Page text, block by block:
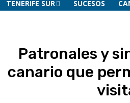
TENERIFE SUR SUCESOS
Patronales y
canario que